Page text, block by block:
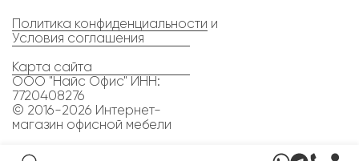
Политика конфиденциальности и
Условия соглашения
Карта сайта
ООО "Найс Офис" ИНН:
7720408276
© 2016-2026 Интернет-
магазин офисной мебели